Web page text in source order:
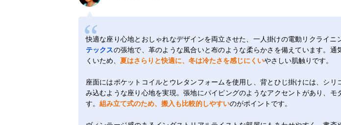
快適な座り心地とおしゃれなデザインを両立させた、一人掛けの電動リクライニ
テックスの張地で、革のような風合いと布のような柔らかさを備えています。通
くいため、 夏はさらりと快適に、冬は冷たさを感じにくいやさしい肌触りです。
座面にはポケットコイルとウレタンフォームを使用し、背とひじ掛けには、シリ
み込むような座り心地を実現。張地にパイピングのようなアクセントがあり、モ
す。 組み立て式のため、搬入も比較的しやすいのがポイントです。